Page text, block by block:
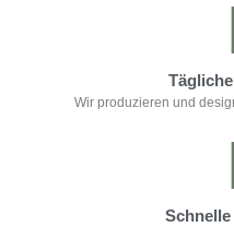
Wir produzieren und